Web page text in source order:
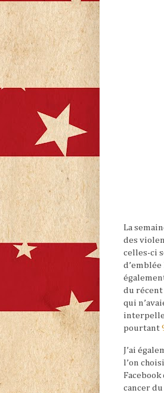
La
des
celles-ci
du récent
qui
pourtant
J’ai
l’on
cancer